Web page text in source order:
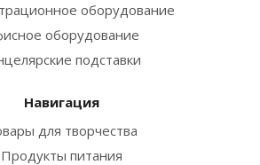
оборудование
оборудование
подставки
Навигация
для творчества
Продукты питания